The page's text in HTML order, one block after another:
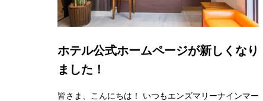
ホテル公式ホームページが新しくなり
ました！
皆さま、こんにちは！ いつもエンズマリーナインマー